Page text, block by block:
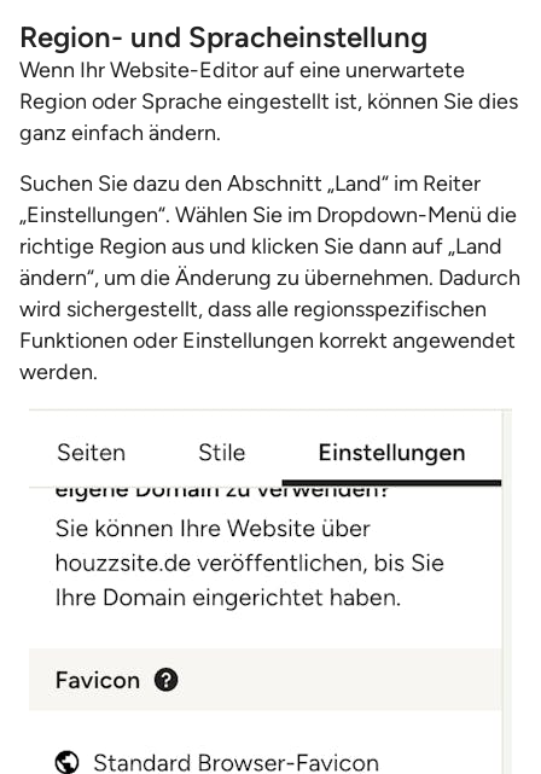
Region- und Spracheinstellung
Wenn Ihr Website-Editor auf eine unerwartete
Region oder Sprache eingestellt ist, können Sie dies
ganz einfach ändern.
Suchen Sie dazu den Abschnitt „Land“ im Reiter
„Einstellungen“. Wählen Sie im Dropdown-Menü die
richtige Region aus und klicken Sie dann auf „Land
ändern“, um die Änderung zu übernehmen. Dadurch
wird sichergestellt, dass alle regionsspezifischen
Funktionen oder Einstellungen korrekt angewendet
werden.